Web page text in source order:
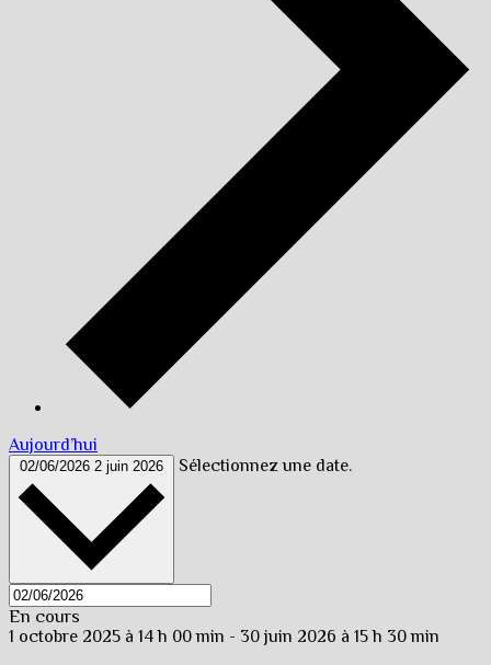
Aujourd’hui
02/06/2026 2 juin 2026 Sélectionnez une date.
En cours
1 octobre 2025 à 14 h 00 min - 30 juin 2026 à 15 h 30 min